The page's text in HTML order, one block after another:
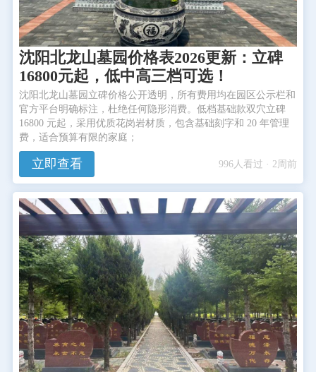
沈阳北龙山墓园价格表2026更新：立碑
16800元起，低中高三档可选！
沈阳北龙山墓园立碑价格公开透明，所有费用均在园区公示栏和
官方平台明确标注，杜绝任何隐形消费。低档基础款双穴立碑
16800 元起，采用优质花岗岩材质，包含基础刻字和 20 年管理
费，适合预算有限的家庭；
立即查看 996人看过 · 2周前